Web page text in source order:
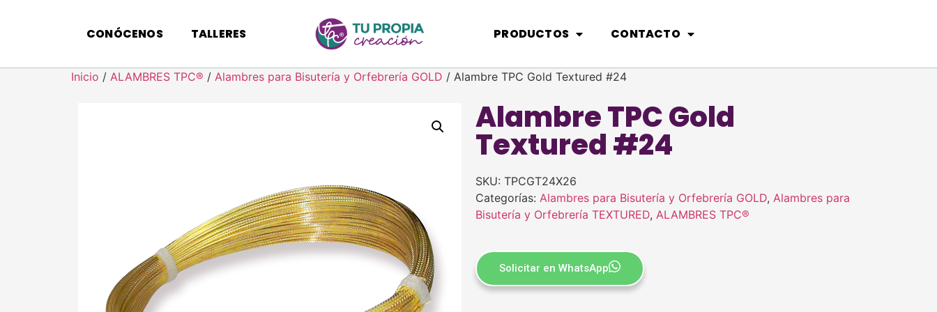
CONÓCENOS TALLERES PRODUCTOS CONTACTO
Inicio / ALAMBRES TPC® / Alambres para Bisutería y Orfebrería GOLD / Alambre TPC Gold Textured #24
Alambre TPC Gold
Textured #24
SKU: TPCGT24X26
Categorías: Alambres para Bisutería y Orfebrería GOLD, Alambres para
Bisutería y Orfebrería TEXTURED, ALAMBRES TPC®
Solicitar en WhatsApp